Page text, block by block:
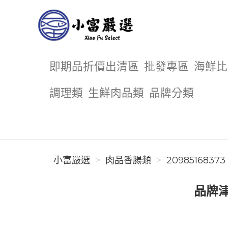
即期品折價出清區 批發專區 海鮮
調理類 生鮮肉品類 品牌分類
小富嚴選 肉品香腸類 20985168373
品牌